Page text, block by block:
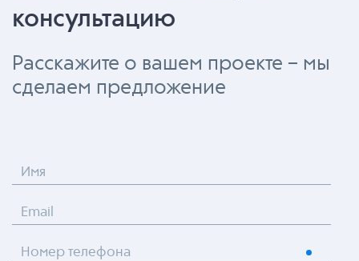
консультацию
Расскажите о вашем проекте – мы
сделаем предложение
Имя
Email
Номер телефона